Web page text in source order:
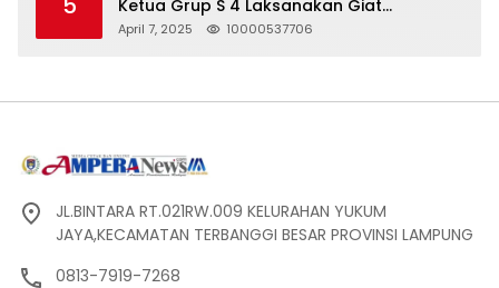
Ketua Grup S 4 Laksanakan Giat
Silaturahmi
April 7, 2025 10000537706
JL.BINTARA RT.021RW.009 KELURAHAN YUKUM
JAYA,KECAMATAN TERBANGGI BESAR PROVINSI LAMPUNG
0813-7919-7268